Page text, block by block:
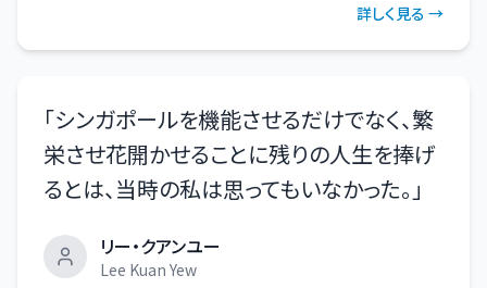
詳しく見る →
「シンガポールを機能させるだけでなく、繁
栄させ花開かせることに残りの人生を捧げ
るとは、当時の私は思ってもいなかった。 」
リー・クアンユー
Lee Kuan Yew